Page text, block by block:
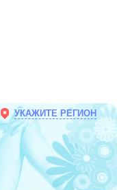
УКАЖИТЕ РЕГИОН